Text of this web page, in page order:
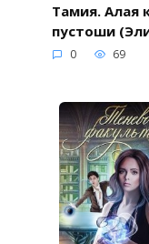
Тамия. Алая
пустоши
0 69